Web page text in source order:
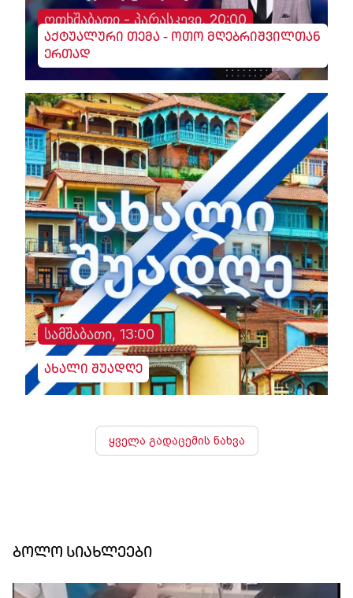
ოთხშაბათი - პარასკევი, 20:00
აქტუალური თემა - ოთო მღებრიშვილთან
ერთად
სამშაბათი, 13:00
ახალი შუადღე
ყველა გადაცემის ნახვა
ბოლო სიახლეები